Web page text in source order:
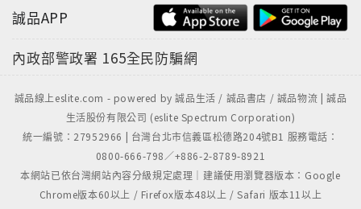
誠品APP
內政部警政署 165全民防騙網
誠品線上eslite.com - powered by 誠品生活 / 誠品書店 / 誠品物流 | 誠品
生活股份有限公司 (eslite Spectrum Corporation)
統一編號：27952966 | 台灣台北市信義區松德路204號B1 服務電話：
0800-666-798／+886-2-8789-8921
本網站已依台灣網站內容分級規定處理｜建議使用瀏覽器版本：Google
Chrome版本60以上 / Firefox版本48以上 / Safari 版本11以上